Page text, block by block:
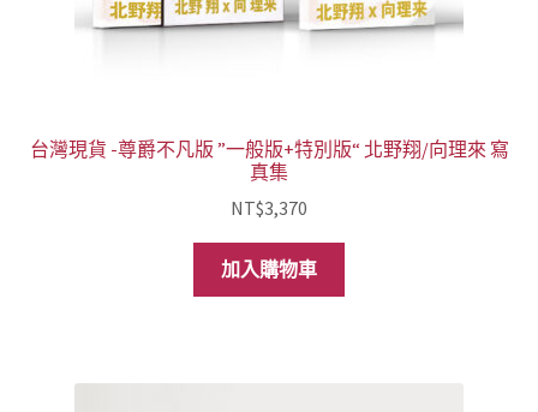
台灣現貨 -尊爵不凡版 ”一般版+特別版“ 北野翔/向理來 寫
真集
NT$3,370
加入購物車